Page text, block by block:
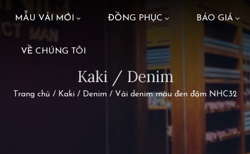
MẪU VẢI MỚI ĐỒNG PHỤC BÁO GIÁ
VỀ CHÚNG TÔI
Kaki / Denim
Trang chủ / Kaki / Denim / Vải denim màu đen đậm NHC32